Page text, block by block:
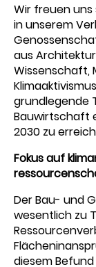
Wir freuen uns
in unserem
aus
Wissenschaft,
grundlegende
Bauwirtschaft
2030 zu
Fokus auf
Der Bau- und
wesentlich zu
diesem